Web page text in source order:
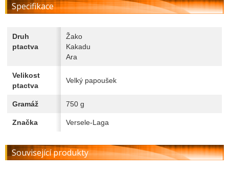
Specifikace
Druh
ptactva
Žako
Kakadu
Ara
Velikost
ptactva
Velký papoušek
Gramáž 750 g
Značka Versele-Laga
Související produkty